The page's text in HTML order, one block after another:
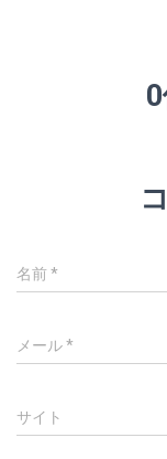
名前*
メール*
サイト